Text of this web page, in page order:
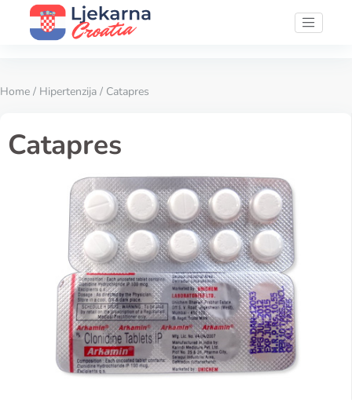
Home / Hipertenzija / Catapres
Catapres